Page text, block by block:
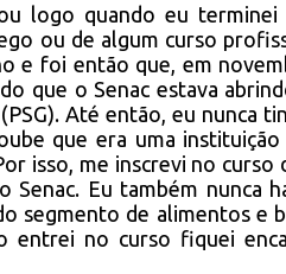
logo quando eu terminei
ou de algum curso
e foi então que, em
que o Senac estava
Até então, eu nunca
que era uma
isso, me inscrevi no curso
Senac. Eu também nunca
segmento de alimentos e
entrei no curso fiquei